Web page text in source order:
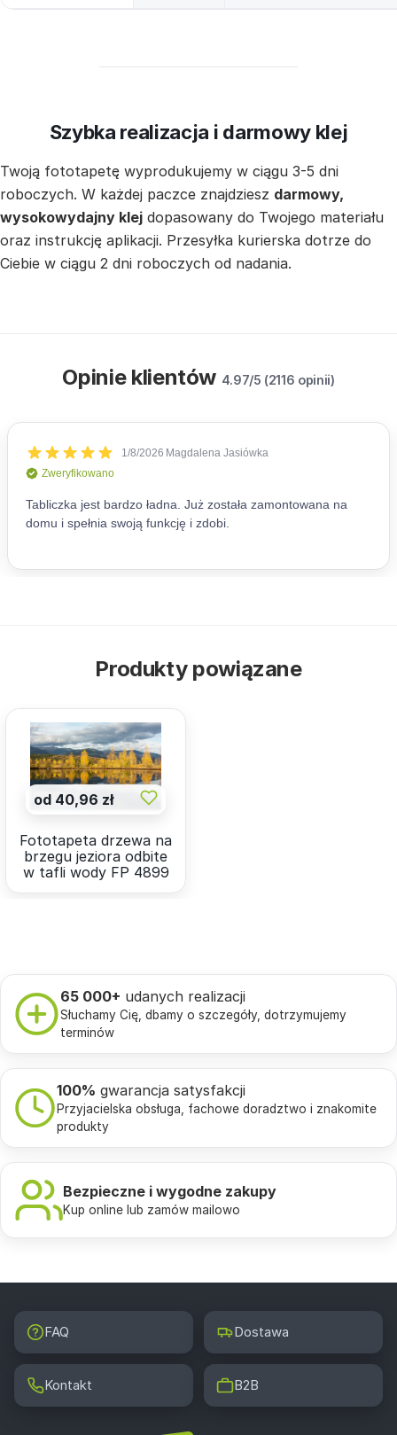
Szybka realizacja i darmowy klej
Twoją fototapetę wyprodukujemy w ciągu 3-5 dni
roboczych. W każdej paczce znajdziesz darmowy,
wysokowydajny klej dopasowany do Twojego materiału
oraz instrukcję aplikacji. Przesyłka kurierska dotrze do
Ciebie w ciągu 2 dni roboczych od nadania.
Opinie klientów 4.97/5 (2116 opinii)
Produkty powiązane
od 40,96 zł
Fototapeta drzewa na
brzegu jeziora odbite
w tafli wody FP 4899
65 000+ udanych realizacji
Słuchamy Cię, dbamy o szczegóły, dotrzymujemy
terminów
100% gwarancja satysfakcji
Przyjacielska obsługa, fachowe doradztwo i znakomite
produkty
Bezpieczne i wygodne zakupy
Kup online lub zamów mailowo
FAQ Dostawa
Kontakt B2B